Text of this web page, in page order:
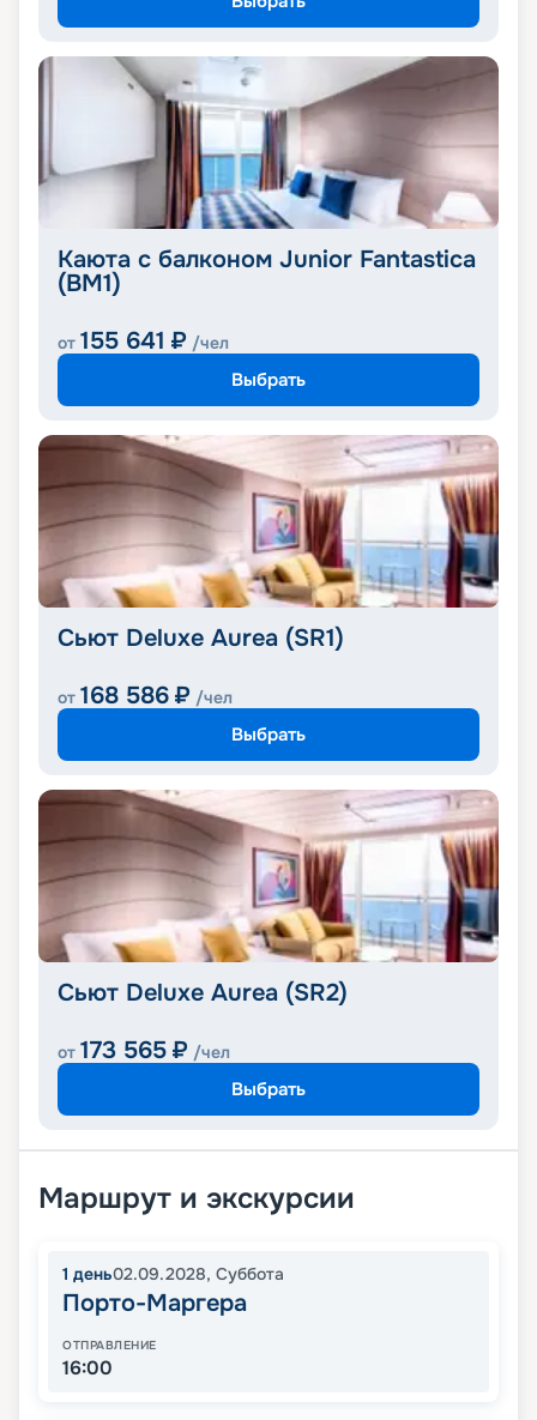
Каюта с балконом Junior Fantastica
(BM1)
от 155 641 ₽ /чел
Выбрать
Сьют Deluxe Aurea (SR1)
от 168 586 ₽ /чел
Выбрать
Сьют Deluxe Aurea (SR2)
от 173 565 ₽ /чел
Выбрать
Маршрут и экскурсии
1 день02.09.2028, Суббота
Порто-Маргера
ОТПРАВЛЕНИЕ
16:00